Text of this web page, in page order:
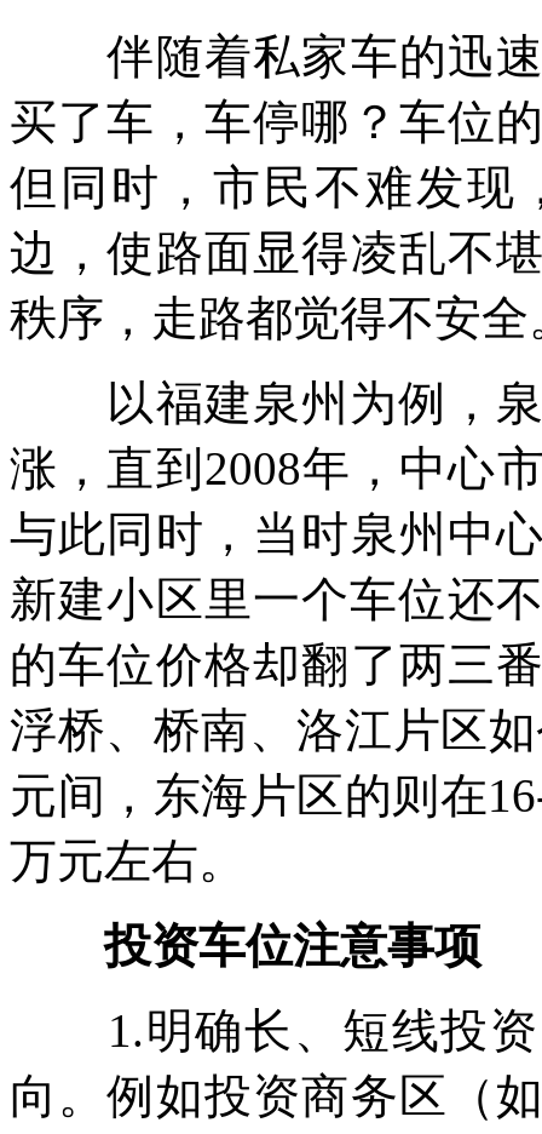
伴随着私家车的迅速
买了车，车停哪？车位
但同时，市民不难发现
边，使路面显得凌乱不
秩序，走路都觉得不安全
以福建泉州为例，泉
涨，直到2008年，中心
与此同时，当时泉州中
新建小区里一个车位还
的车位价格却翻了两三
浮桥、桥南、洛江片区
元间，东海片区的则在
万元左右。
投资车位注意事项
1.明确长、短线投资
向。例如投资商务区（